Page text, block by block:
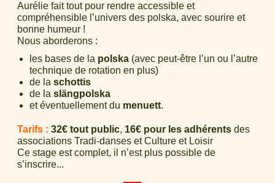
Aurélie fait tout pour rendre accessible et
compréhensible l’univers des polska, avec sourire et
bonne humeur !
Nous aborderons :
les bases de la polska (avec peut-être l’un ou l’autre
technique de rotation en plus)
de la schottis
de la slängpolska
et éventuellement du menuett.
Tarifs : 32€ tout public, 16€ pour les adhérentsdes
associations Tradi-danses et Culture et Loisir
Ce stage est complet, il n’est plus possible de
s’inscrire...